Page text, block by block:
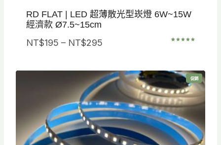
RD FLAT | LED 超薄散光型崁燈 6W~15W
經濟款 Ø7.5~15cm
NT$195 – NT$295價
範
圍
：
N
T
$
促銷特
價